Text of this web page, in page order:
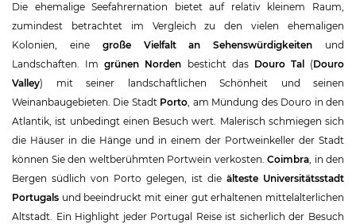
Die ehemalige Seefahrernation bietet auf relativ kleinem Raum,
zumindest betrachtet im Vergleich zu den vielen ehemaligen
Kolonien, eine große Vielfalt an Sehenswürdigkeiten und
Landschaften. Imgrünen Norden besticht das Douro Tal (Douro
Valley) mit seiner landschaftlichen Schönheit und seinen
Weinanbaugebieten. Die StadtPorto, am Mündung des Douro in den
Atlantik, ist unbedingt einen Besuch wert. Malerisch schmiegen sich
die Häuser in die Hänge und in einem der Portweinkeller der Stadt
können Sie den weltberühmten Portwein verkosten. Coimbra, in den
Bergen südlich von Porto gelegen, ist die älteste Universitätsstadt
Portugals und beeindruckt mit einer gut erhaltenen mittelalterlichen
Altstadt. Ein Highlight jeder Portugal Reise ist sicherlich der Besuch